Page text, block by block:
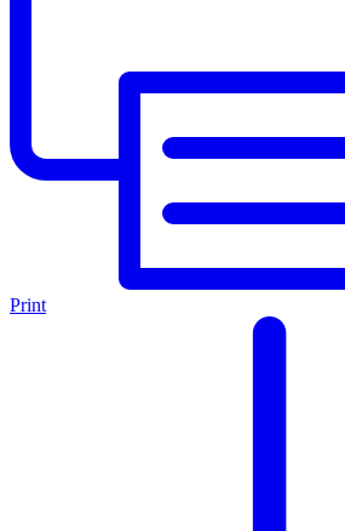
Print